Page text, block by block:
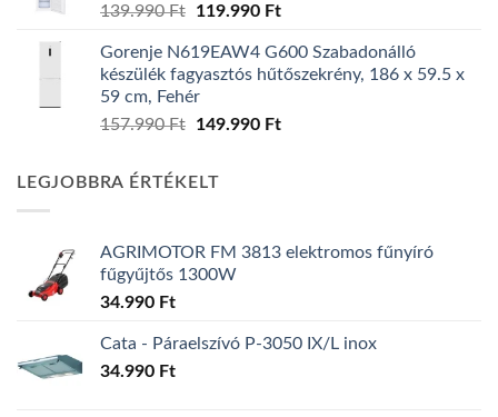
139.990Ft
Original
was:
139.990 Ft.
119.990 FtCurrent
is:
119.990 Ft.
Gorenje N619EAW4 G600 Szabadonálló
készülék fagyasztós hűtőszekrény, 186 x 59.5 x
59 cm, Fehér
157.990Ft
Original
157.990 Ft.
149.990 FtCurrent
LEGJOBBRA ÉRTÉKELT
AGRIMOTOR FM 3813 elektromos fűnyíró
fűgyűjtős 1300W
34.990 Ft
Cata - Páraelszívó P-3050 IX/L inox
34.990 Ft